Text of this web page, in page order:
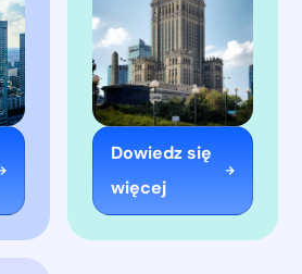
Dowiedz się
więcej